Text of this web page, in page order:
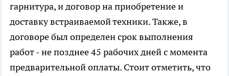
гарнитура, и договор на приобретение и
доставку встраиваемой техники. Также, в
договоре был определен срок выполнения
работ - не позднее 45 рабочих дней с момента
предварительной оплаты. Стоит отметить, что